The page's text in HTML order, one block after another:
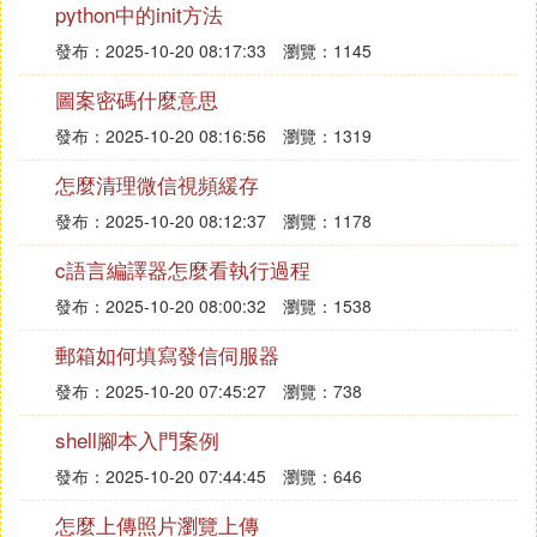
python中的init方法
發布：2025-10-20 08:17:33 瀏覽：1145
圖案密碼什麼意思
發布：2025-10-20 08:16:56 瀏覽：1319
怎麼清理微信視頻緩存
發布：2025-10-20 08:12:37 瀏覽：1178
c語言編譯器怎麼看執行過程
發布：2025-10-20 08:00:32 瀏覽：1538
郵箱如何填寫發信伺服器
發布：2025-10-20 07:45:27 瀏覽：738
shell腳本入門案例
發布：2025-10-20 07:44:45 瀏覽：646
怎麼上傳照片瀏覽上傳